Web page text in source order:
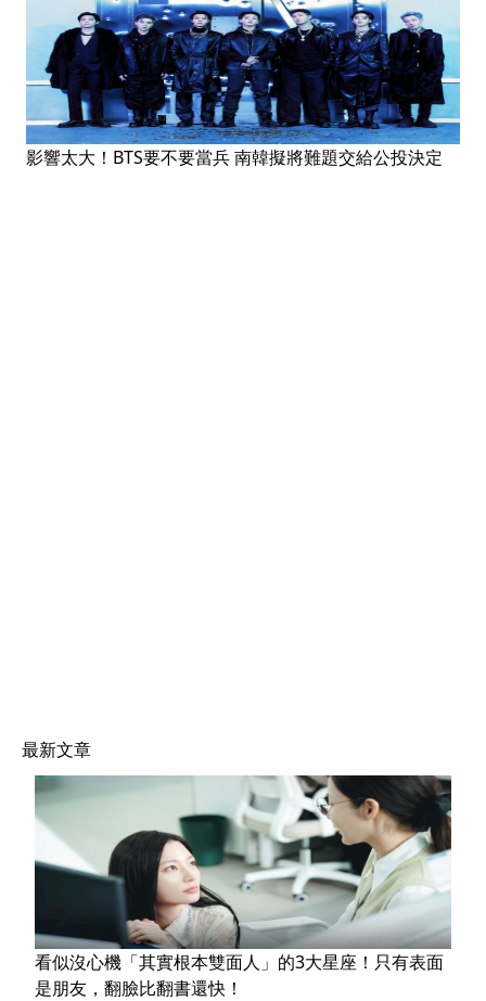
影響太大！BTS要不要當兵 南韓擬將難題交給公投決定
最新文章
看似沒心機「其實根本雙面人」的3大星座！只有表面
是朋友，翻臉比翻書還快！